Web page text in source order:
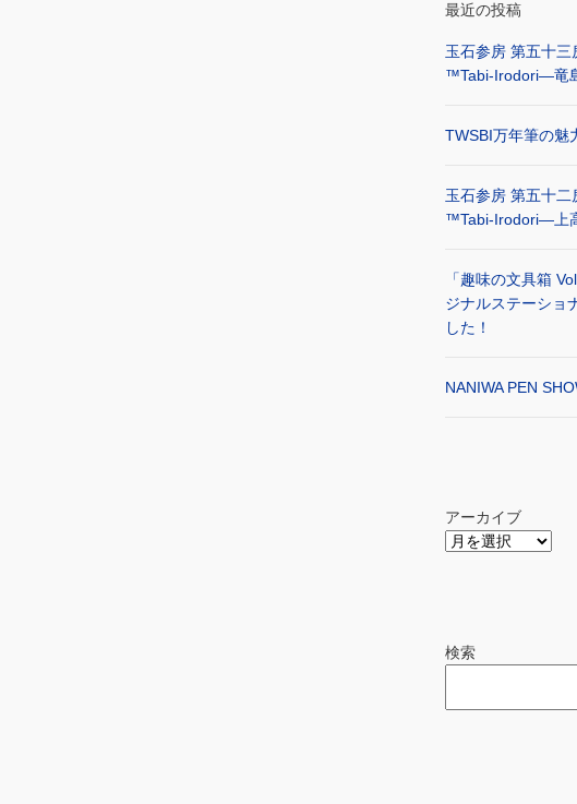
最近の投稿
玉石参房 第五十
™Tabi-Irodori―竜
TWSBI万年筆の魅
玉石参房 第五十
™Tabi-Irodori―上
「趣味の文具箱
ジナルステーショ
した！
NANIWA PEN
アーカイブ
検索